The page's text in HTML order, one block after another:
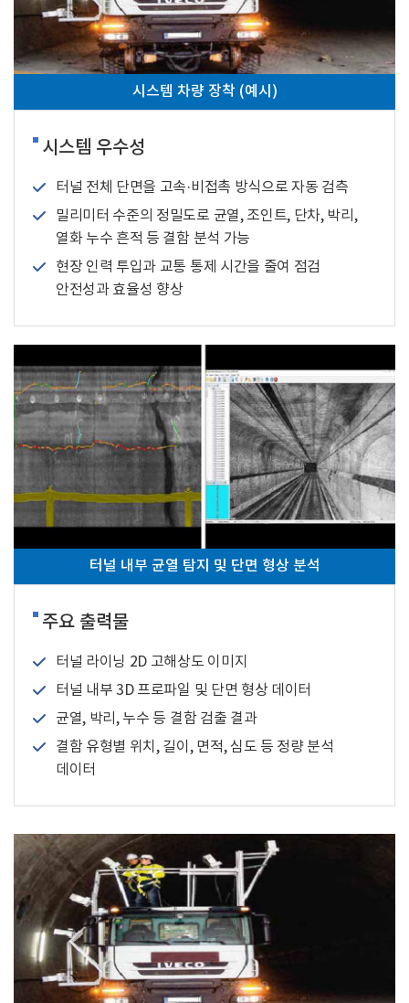
시스템 차량 장착 (예시)
시스템 우수성
터널 전체 단면을 고속·비접촉 방식으로 자동 검측
밀리미터 수준의 정밀도로 균열, 조인트, 단차, 박리,
열화 누수 흔적 등 결함 분석 가능
현장 인력 투입과 교통 통제 시간을 줄여 점검
안전성과 효율성 향상
터널 내부 균열 탐지 및 단면 형상 분석
주요 출력물
터널 라이닝 2D 고해상도 이미지
터널 내부 3D 프로파일 및 단면 형상 데이터
균열, 박리, 누수 등 결함 검출 결과
결함 유형별 위치, 길이, 면적, 심도 등 정량 분석
데이터